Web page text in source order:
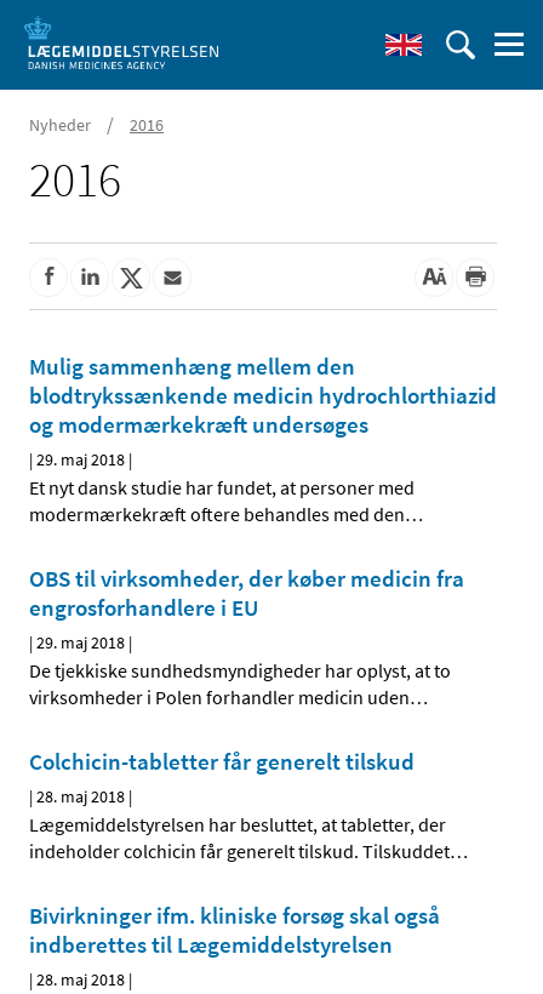
Nyheder / 2016
2016
Mulig sammenhæng mellem den
blodtrykssænkende medicin hydrochlorthiazid
og modermærkekræft undersøges
|29. maj 2018 |
Et nyt dansk studie har fundet, at personer med
modermærkekræft oftere behandles med den…
OBS til virksomheder, der køber medicin fra
engrosforhandlere i EU
|29. maj 2018 |
De tjekkiske sundhedsmyndigheder har oplyst, at to
virksomheder i Polen forhandler medicin uden…
Colchicin-tabletter får generelt tilskud
|28. maj 2018 |
Lægemiddelstyrelsen har besluttet, at tabletter, der
indeholder colchicin får generelt tilskud. Tilskuddet…
Bivirkninger ifm. kliniske forsøg skal også
indberettes til Lægemiddelstyrelsen
|28. maj 2018 |